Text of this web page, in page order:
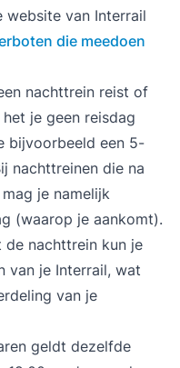
website van Interrail
die meedoen
nachttrein reist of
je geen reisdag
bijvoorbeeld een 5-
nachttreinen die na
je namelijk
(waarop je aankomt).
de nachttrein kun je
van je Interrail, wat
van je
geldt dezelfde